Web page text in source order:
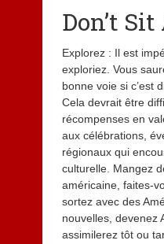
Don’t
Explorez : Il est
exploriez. Vous
bonne voie si c’est
Cela devrait être
récompenses en
aux célébrations,
régionaux qui
culturelle. Mangez
américaine, faites-
sortez avec des
nouvelles, devenez
assimilerez tôt ou